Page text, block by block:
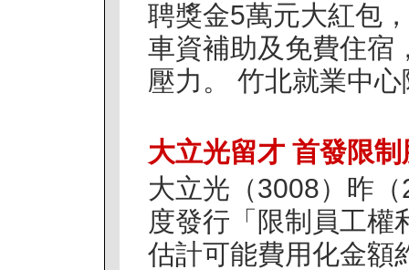
聘獎金5萬元大紅包
車資補助及免費住宿
壓力。 竹北就業中
大立光留才 首發限制
大立光（3008）昨
度發行「限制員工權
估計可能費用化金額